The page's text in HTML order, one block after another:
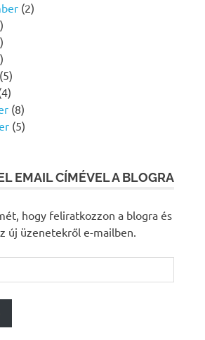
(2)
(8)
(5)
EMAIL CÍMÉVEL A BLOGRA
hogy feliratkozzon a blogra és
új üzenetekről e-mailben.